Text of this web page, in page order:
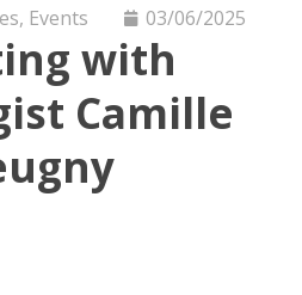
, Events 03/06/2025
with
Camille